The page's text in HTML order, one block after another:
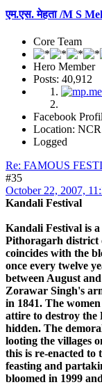
एम.एस. मेहता /M S
Core Team
Hero Member
Posts: 40,912
Facebook
Location: NCR
Logged
Re: FAMOUS
#35
October 22, 2007,
Kandali Festival
Kandali Festival is
Pithoragarh district
coincides with the
once every twelve
between August
Zorawar Singh's
in 1841. The
attire to destroy the
hidden. The
looting the villages
this is re-enacted to
feasting and
bloomed in 1999